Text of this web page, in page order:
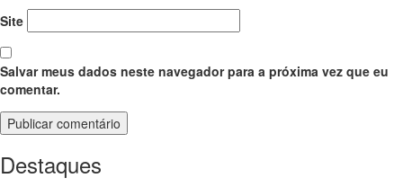
Site
Salvar meus dados neste navegador para a próxima vez que eu
comentar.
Destaques